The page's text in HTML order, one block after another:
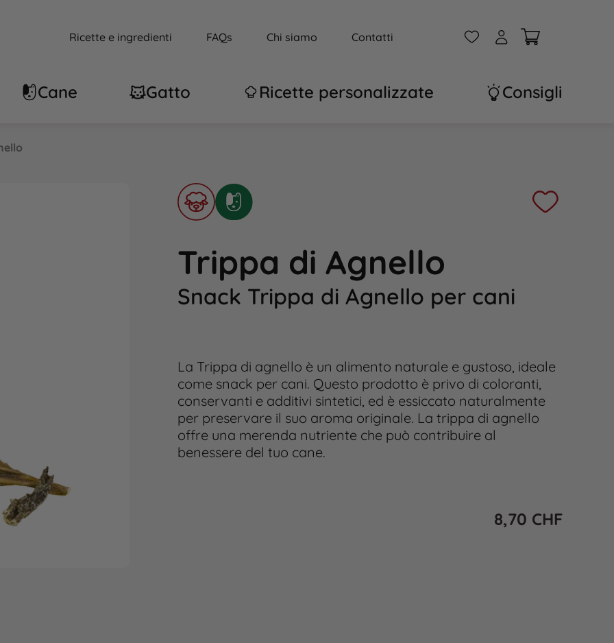
Ricette e ingredienti FAQs Chi siamo Contatti W A
Cane Gatto Ricette personalizzate Consigli
Trippa di Agnello
Snack Trippa di Agnello per cani
La Trippa di agnello è un alimento naturale e gustoso, ideale
come snack per cani. Questo prodotto è privo di coloranti,
conservanti e additivi sintetici, ed è essiccato naturalmente
per preservare il suo aroma originale. La trippa di agnello
offre una merenda nutriente che può contribuire al
benessere del tuo cane.
8,70 CHF